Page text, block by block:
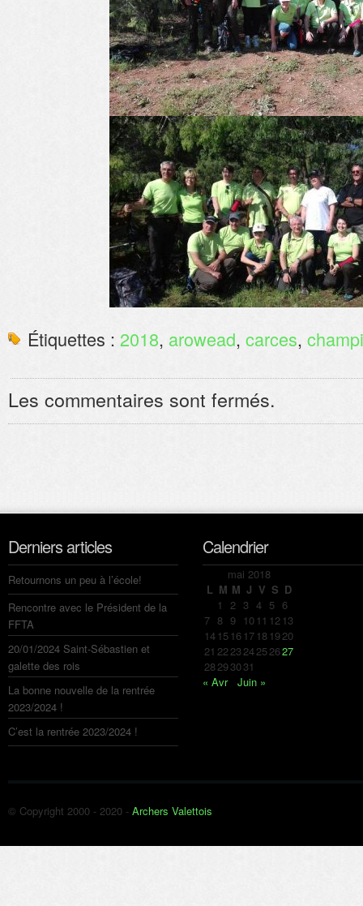
Étiquettes : 2018, arowead, carces,
Les commentaires sont fermés.
Derniers articles
Retournons un peu à l’école!
Rencontre avec le Président de la
FFTA
20/01/2024 Saint-Sébastien et
galette des rois
La bonne nouvelle de la rentrée
2023/2024 !
C’est la rentrée 2023/2024 !
Calendrier
mai 2018
L M M J V S D
1 2 3 4 5 6
7 8 9 10 11 12 13
14 15 16 17 18 1920
21 222324252627
28293031
« Avr
Juin »
© Copyright 2000 - 2020 - Archers Valettois